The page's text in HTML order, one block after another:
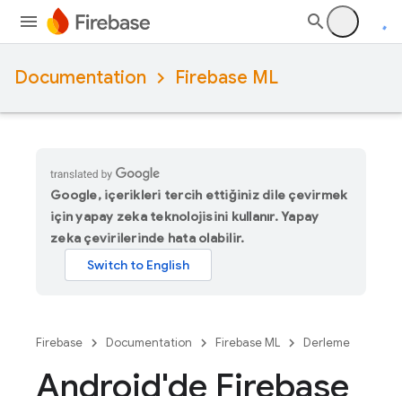
Documentation Firebase ML
Google, içerikleri tercih ettiğiniz dile çevirmek
için yapay zeka teknolojisini kullanır. Yapay
zeka çevirilerinde hata olabilir.
Firebase Documentation Firebase ML Derleme
Android'de Firebase